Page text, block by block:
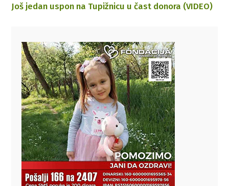
Još jedan uspon na Tupižnicu u čast donora (VIDEO)